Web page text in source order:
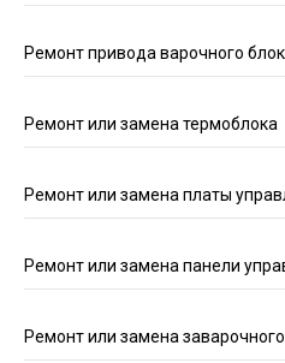
Ремонт привода варочного
Ремонт или замена термоблока
Ремонт или замена платы
Ремонт или замена панели
Ремонт или замена